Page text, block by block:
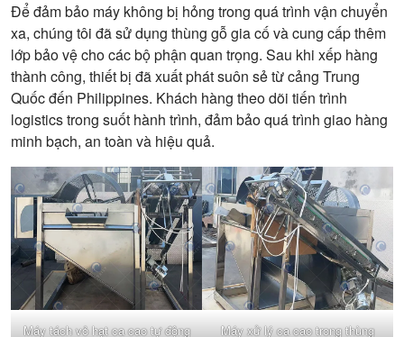
Để đảm bảo máy không bị hỏng trong quá trình vận chuyển
xa, chúng tôi đã sử dụng thùng gỗ gia cố và cung cấp thêm
lớp bảo vệ cho các bộ phận quan trọng. Sau khi xếp hàng
thành công, thiết bị đã xuất phát suôn sẻ từ cảng Trung
Quốc đến Philippines. Khách hàng theo dõi tiến trình
logistics trong suốt hành trình, đảm bảo quá trình giao hàng
minh bạch, an toàn và hiệu quả.
Máy tách vỏ hạt ca cao tự động
Máy xử lý ca cao trong thùng